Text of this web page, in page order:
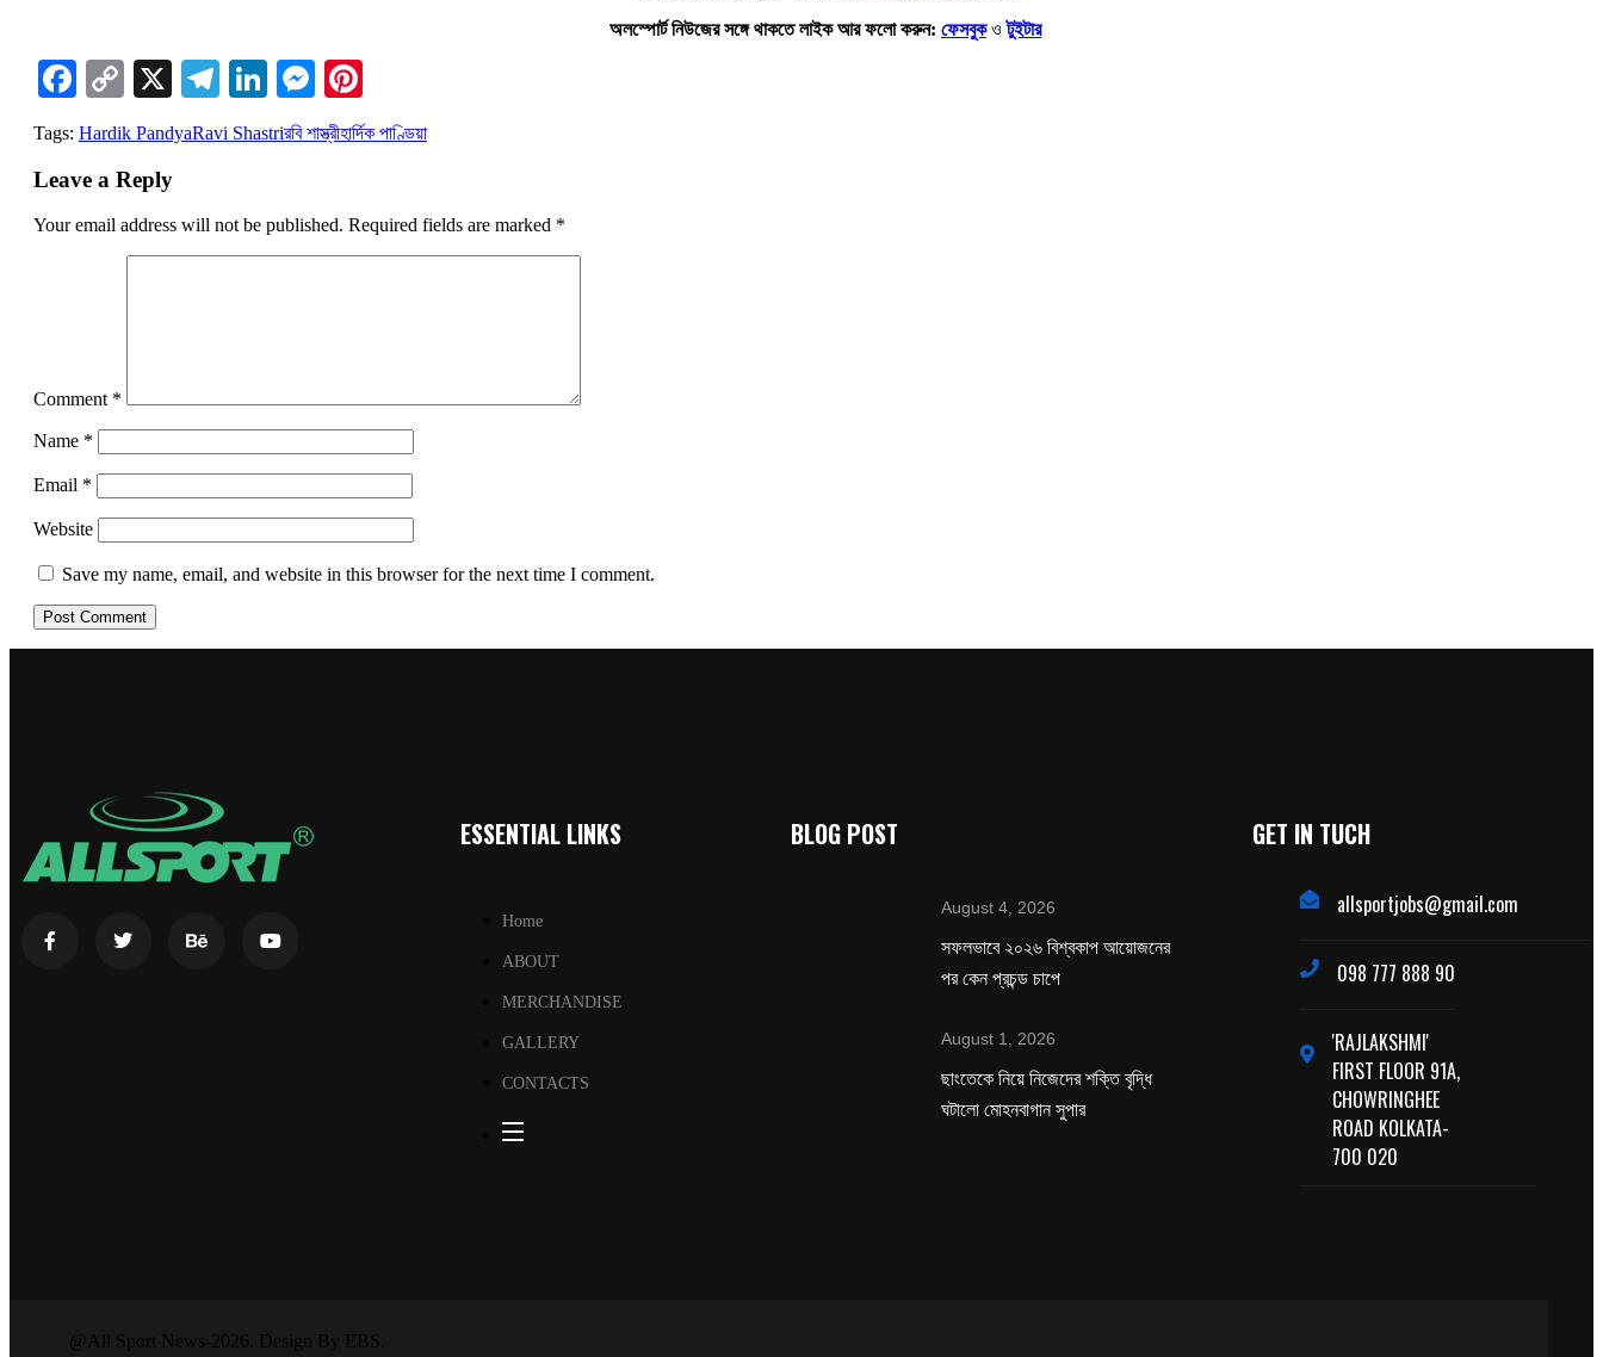
অলস্পোর্ট নিউজের সঙ্গে থাকতে লাইক আর ফলো করুন: ফেসবুকওটুইটার
Facebook
Copy
Link
X Telegram
LinkedIn
Messenger
Tags: Hardik PandyaRavi Shastriরবি শাস্ত্রীহার্দিক পাণ্ডিয়া
Leave a Reply
Your email address will not be published. Required fields are marked *
Comment *
Name *
Email *
Website
Save my name, email, and website in this browser for the next time I comment.
ESSENTIAL LINKS
Home
ABOUT
MERCHANDISE
GALLERY
CONTACTS
BLOG POST
August 4, 2026
সফলভাবে ২০২৬ বিশ্বকাপ আয়োজনের
পর কেন প্রচন্ড চাপে
August 1, 2026
ছাংতেকে নিয়ে নিজেদের শক্তি বৃদ্ধি
ঘটালো মোহনবাগান সুপার
GET IN TUCH
allsportjobs@gmail.com
098 777 888 90
'RAJLAKSHMI'
FIRST FLOOR 91A,
CHOWRINGHEE
ROAD KOLKATA-
700 020
@All Sport News-2026. Design By EBS.